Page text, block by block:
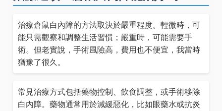
治療倉鼠白內障的方法取決於嚴重程度。輕微時，可
能只需觀察和調整生活習慣；嚴重時，可能需要手
術。但老實說，手術風險高，費用也不便宜，我當時
猶豫了很久。
常見治療方式包括藥物控制、飲食調整，或手術移除
白內障。藥物通常用於減緩惡化，比如眼藥水或抗炎